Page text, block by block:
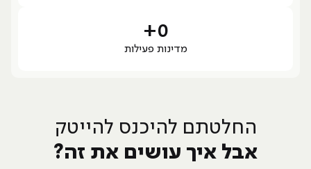
מדינות פעילות
0
+
החלטתם להיכנס להייטק
אבל איך עושים את זה?